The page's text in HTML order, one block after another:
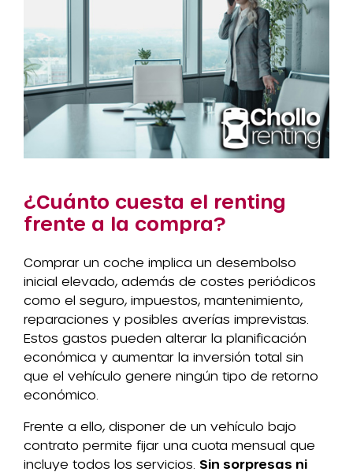
¿Cuánto cuesta el renting
frente a la compra?
Comprar un coche implica un desembolso
inicial elevado, además de costes periódicos
como el seguro, impuestos, mantenimiento,
reparaciones y posibles averías imprevistas.
Estos gastos pueden alterar la planificación
económica y aumentar la inversión total sin
que el vehículo genere ningún tipo de retorno
económico.
Frente a ello, disponer de un vehículo bajo
contrato permite fijar una cuota mensual que
incluye todos los servicios. Sin sorpresas ni